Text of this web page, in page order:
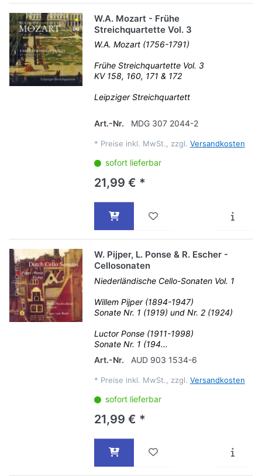
W.A. Mozart - Frühe
Streichquartette Vol. 3
W.A. Mozart (1756-1791)
Frühe Streichquartette Vol. 3
KV 158, 160, 171 & 172
Leipziger Streichquartett
Art.-Nr. MDG 307 2044-2
* Preise inkl. MwSt., zzgl. Versandkosten
sofort lieferbar
21,99 € *
W. Pijper, L. Ponse & R. Escher -
Cellosonaten
Niederländische Cello-Sonaten Vol. 1
Willem Pijper (1894-1947)
Sonate Nr. 1 (1919) und Nr. 2 (1924)
Luctor Ponse (1911-1998)
Sonate Nr. 1 (194...
Art.-Nr.
AUD 903 1534-6
* Preise inkl. MwSt., zzgl. Versandkosten
sofort lieferbar
21,99 € *